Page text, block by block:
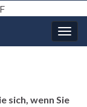
sich, wenn Sie